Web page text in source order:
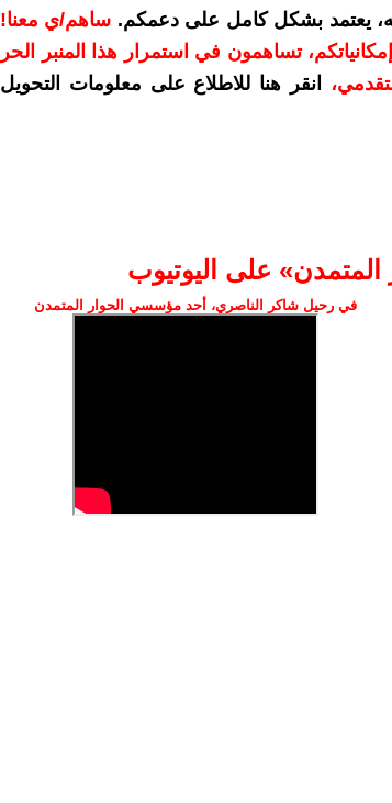
يعتمد بشكل كامل على دعمكم. ساهم/ي معنا!
حسب إمكانياتكم، تساهمون في استمرار هذا المنبر الحر
،
انقر هنا للاطلاع على معلومات التحويل
على اليوتيوب
في رحيل شاكر الناصري، أحد مؤسسي الحوار المتمدن